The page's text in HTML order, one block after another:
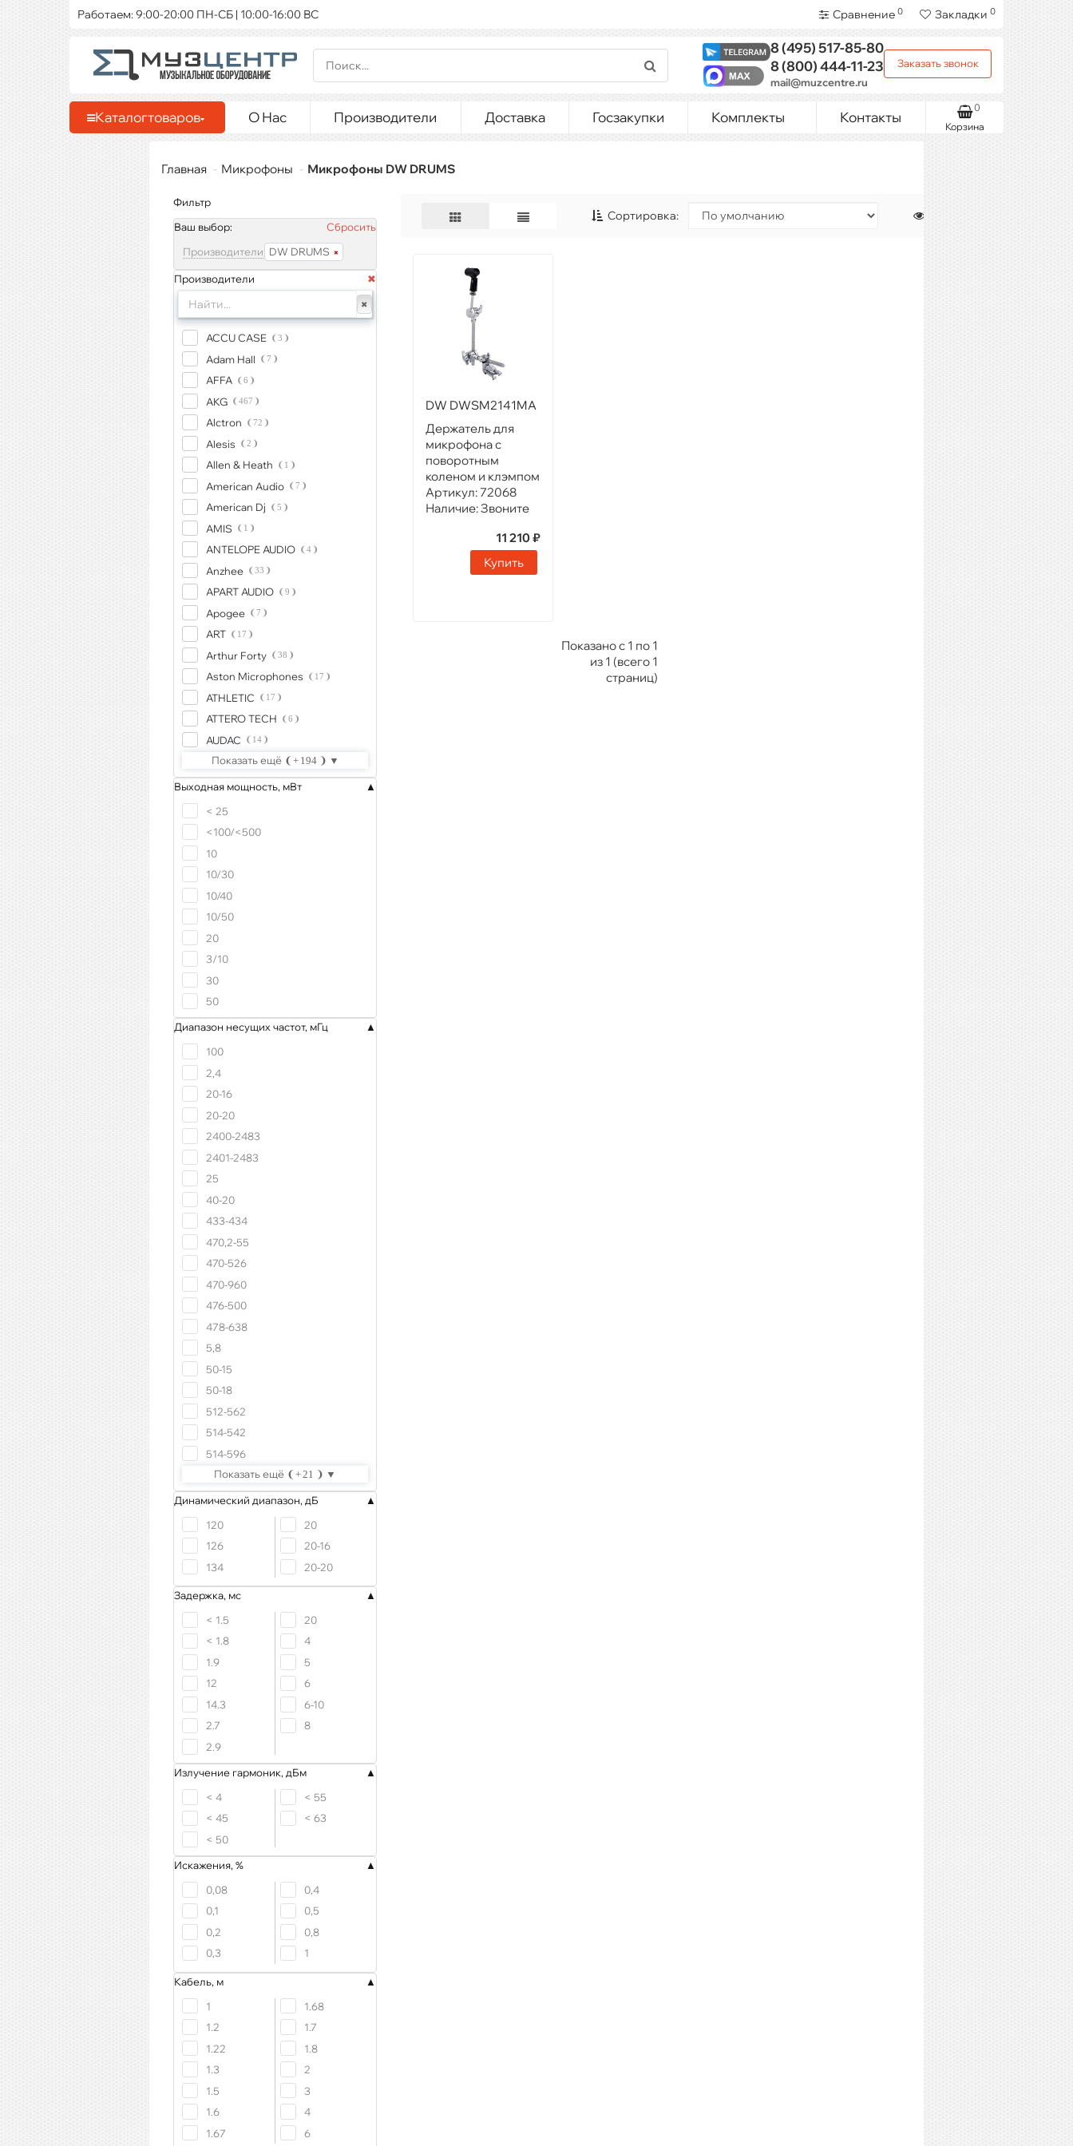
Работаем: 9:00-20:00 ПН-СБ | 10:00-16:00 ВС Сравнение 0 Закладки 0
8 (495)517-85-80
8 (800)444-11-23
mail@muzcentre.ru
Заказать звонок
Каталогтоваров О Нас Производители Доставка Госзакупки Комплекты Контакты
Корзина
0
Главная Микрофоны Микрофоны DW DRUMS
Фильтр
Ваш выбор:
Сбросить
Производители DW DRUMS
Производители
ACCU CASE 3
Adam Hall 7
AFFA 6
AKG 467
Alctron 72
Alesis 2
Allen & Heath 1
American Audio 7
American Dj 5
AMIS 1
ANTELOPE AUDIO 4
Anzhee 33
APART AUDIO 9
Apogee 7
ART 17
Arthur Forty 38
Aston Microphones 17
ATHLETIC 17
ATTERO TECH 6
AUDAC 14
Показать ещё 194
Выходная мощность, мВт
< 25
<100/<500
10
10/30
10/40
10/50
20
3/10
30
50
Диапазон несущих частот, мГц
100
2,4
20-16
20-20
2400-2483
2401-2483
25
40-20
433-434
470,2-55
470-526
470-960
476-500
478-638
5,8
50-15
50-18
512-562
514-542
514-596
Показать ещё
21
Динамический диапазон, дБ
120
126
134
20
20-16
20-20
Задержка, мс
< 1.5
< 1.8
1.9
12
14.3
2.7
2.9
20
4
5
6
6-10
8
Излучение гармоник, дБм
< 4
< 45
< 50
< 55
< 63
Искажения, %
0,08
0,1
0,2
0,3
0,4
0,5
0,8
1
Кабель, м
1
1.2
1.22
1.3
1.5
1.6
1.67
1.68
1.7
1.8
2
3
4
6
Сортировка:
DW DWSM2141MA
Держатель для
микрофона с
поворотным
коленом и клэмпом
Артикул:72068
Наличие:Звоните
11 210 ₽
Купить
Показано с 1 по 1
из 1 (всего 1
страниц)